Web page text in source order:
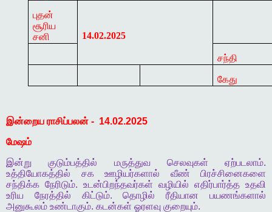
புதன்
சூரிய
சனி
14.02.2025
சந்தி
கேது
இன்றைய ராசிப்பலன் - 14.02.2025
மேஷம்
இன்று
குடும்பத்தில் மருத்துவ செலவுகள் ஏற்படலாம்.
உத்தியோகத்தில்
சக ஊழியர்களால் வீண்
பிரச்சினைகளை
சந்திக்க நேரிடும். உடன்பிறந்தவர்கள் வழியில் எதிர்பார்த்த உதவி
உரிய
நேரத்தில் கிட்டும்.தொழில் ரீதியான
பயணங்களால்
அனுகூலம் உண்டாகும். கடன்கள் ஓரளவு குறையும்.